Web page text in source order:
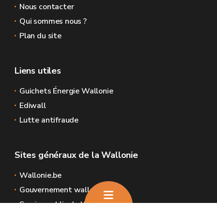
Nous contacter
Qui sommes nous ?
Plan du site
Liens utiles
Guichets Énergie Wallonie
Ediwall
Lutte antifraude
Sites généraux de la Wallonie
Wallonie.be
Gouvernement wallon
Service public de Wallonie